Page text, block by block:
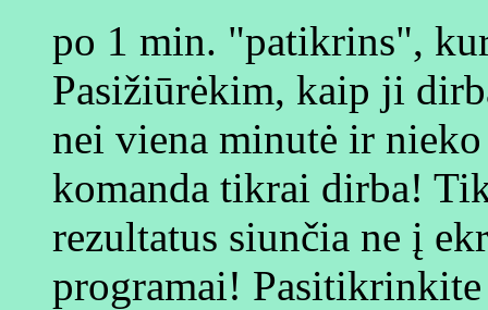
po 1 min. "patikrins",
Pasižiūrėkim, kaip ji
nei viena minutė ir
komanda tikrai dirba!
rezultatus siunčia ne į
programai! Pasitikrinkite